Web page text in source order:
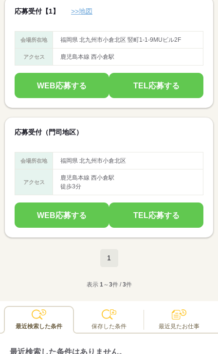
応募受付【1】 >>地図
会場所在地 福岡県 北九州市小倉北区 竪町1-1-9MUビル2F
アクセス 鹿児島本線 西小倉駅
WEB応募する TEL応募する
応募受付（門司地区）
会場所在地 福岡県 北九州市小倉北区
アクセス
鹿児島本線 西小倉駅
徒歩3分
WEB応募する TEL応募する
1
表示 1～3件 /3件
最近検索した条件 保存した条件 最近見たお仕事
最近検索した条件はありません。